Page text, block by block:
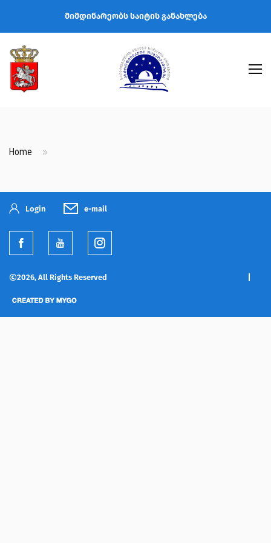
მიმდინარეობს საიტის განახლება
Home
Login e-mail
2026, All Rights Reserved